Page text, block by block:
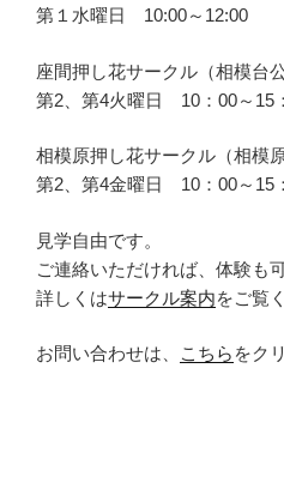
第１水曜日 10:00～12:00
座間押し花サークル（相模台公
第2、第4火曜日 10：00～15
相模原押し花サークル（相模
第2、第4金曜日 10：00～15
見学自由です。
ご連絡いただければ、体験も
詳しくはサークル案内をご覧
お問い合わせは、 こちら をク